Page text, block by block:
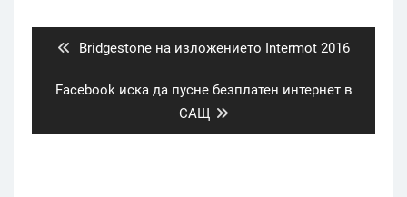
Previous
Bridgestone на изложението Intermot 2016
Next
Facebook иска да пусне безплатен интернет в
САЩ